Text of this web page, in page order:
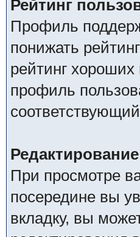
Рейтинг
Профиль
понижать
рейтинг
профиль
При просмотре
посередине вы
вкладку, вы